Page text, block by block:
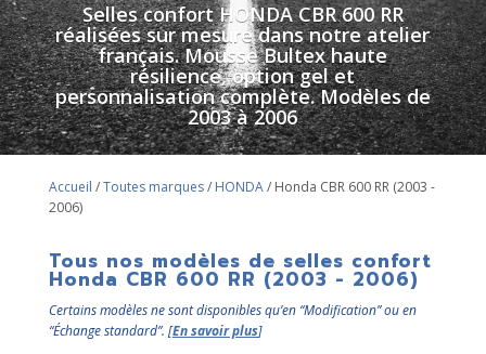
Selles confort HONDA CBR 600 RR
réalisées sur mesure dans notre atelier
français. Mousse Bultex haute
résilience, option gel et
personnalisation complète. Modèles de
2003 à 2006
Accueil /Toutes marques/ HONDA/ Honda CBR 600 RR (2003 -
2006)
Tous nos modèles de selles confort
Honda CBR 600 RR (2003 - 2006)
Certains modèles ne sont disponibles qu’en “Modification” ou en
“Échange standard”. [En savoir plus]